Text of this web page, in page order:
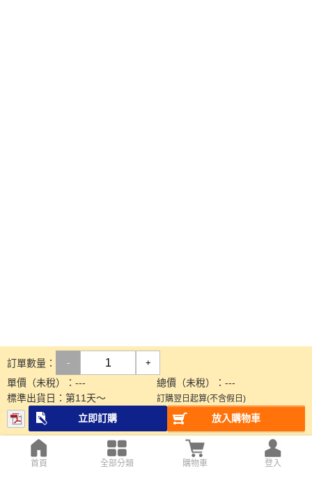
訂單數量： - +
單價（未稅）： --- 總價（未稅）： ---
標準出貨日： 第11 天～ 訂購翌日起算(不含假日)
立即訂購 放入購物車
首頁 全部分類 購物車 登入